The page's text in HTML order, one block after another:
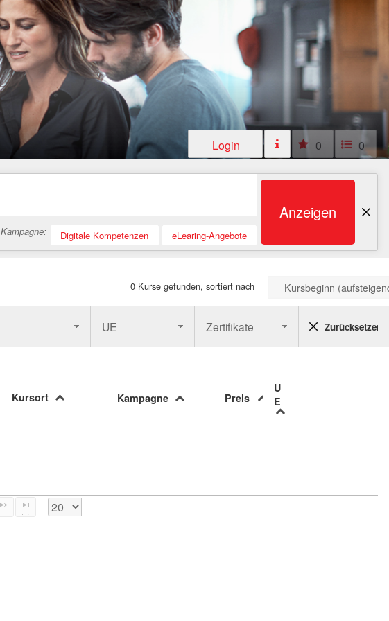
Login 0 0
Kampagne: Digitale Kompetenzen eLearing-Angebote
Anzeigen
0 Kurse gefunden, sortiert nach Kursbeginn
UE Zertifikate Zurücksetzen
Kursort Kampagne Preis
U
E